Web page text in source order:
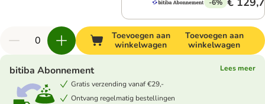
-6%
Toevoegen aan
winkelwagen
Toevoegen aan
winkelwagen
bitiba Abonnement
Lees meer
Gratis verzending vanaf €29,-
Ontvang regelmatig bestellingen